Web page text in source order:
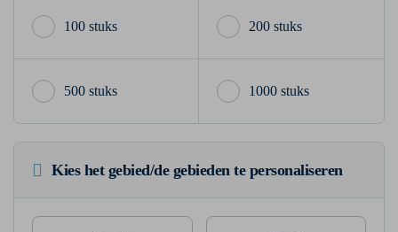
100 stuks 200 stuks
500 stuks 1000 stuks
Kies het gebied/de gebieden te personaliseren